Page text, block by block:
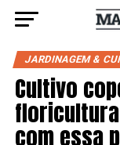
JARDINAGEM &
Cultivo
com essa